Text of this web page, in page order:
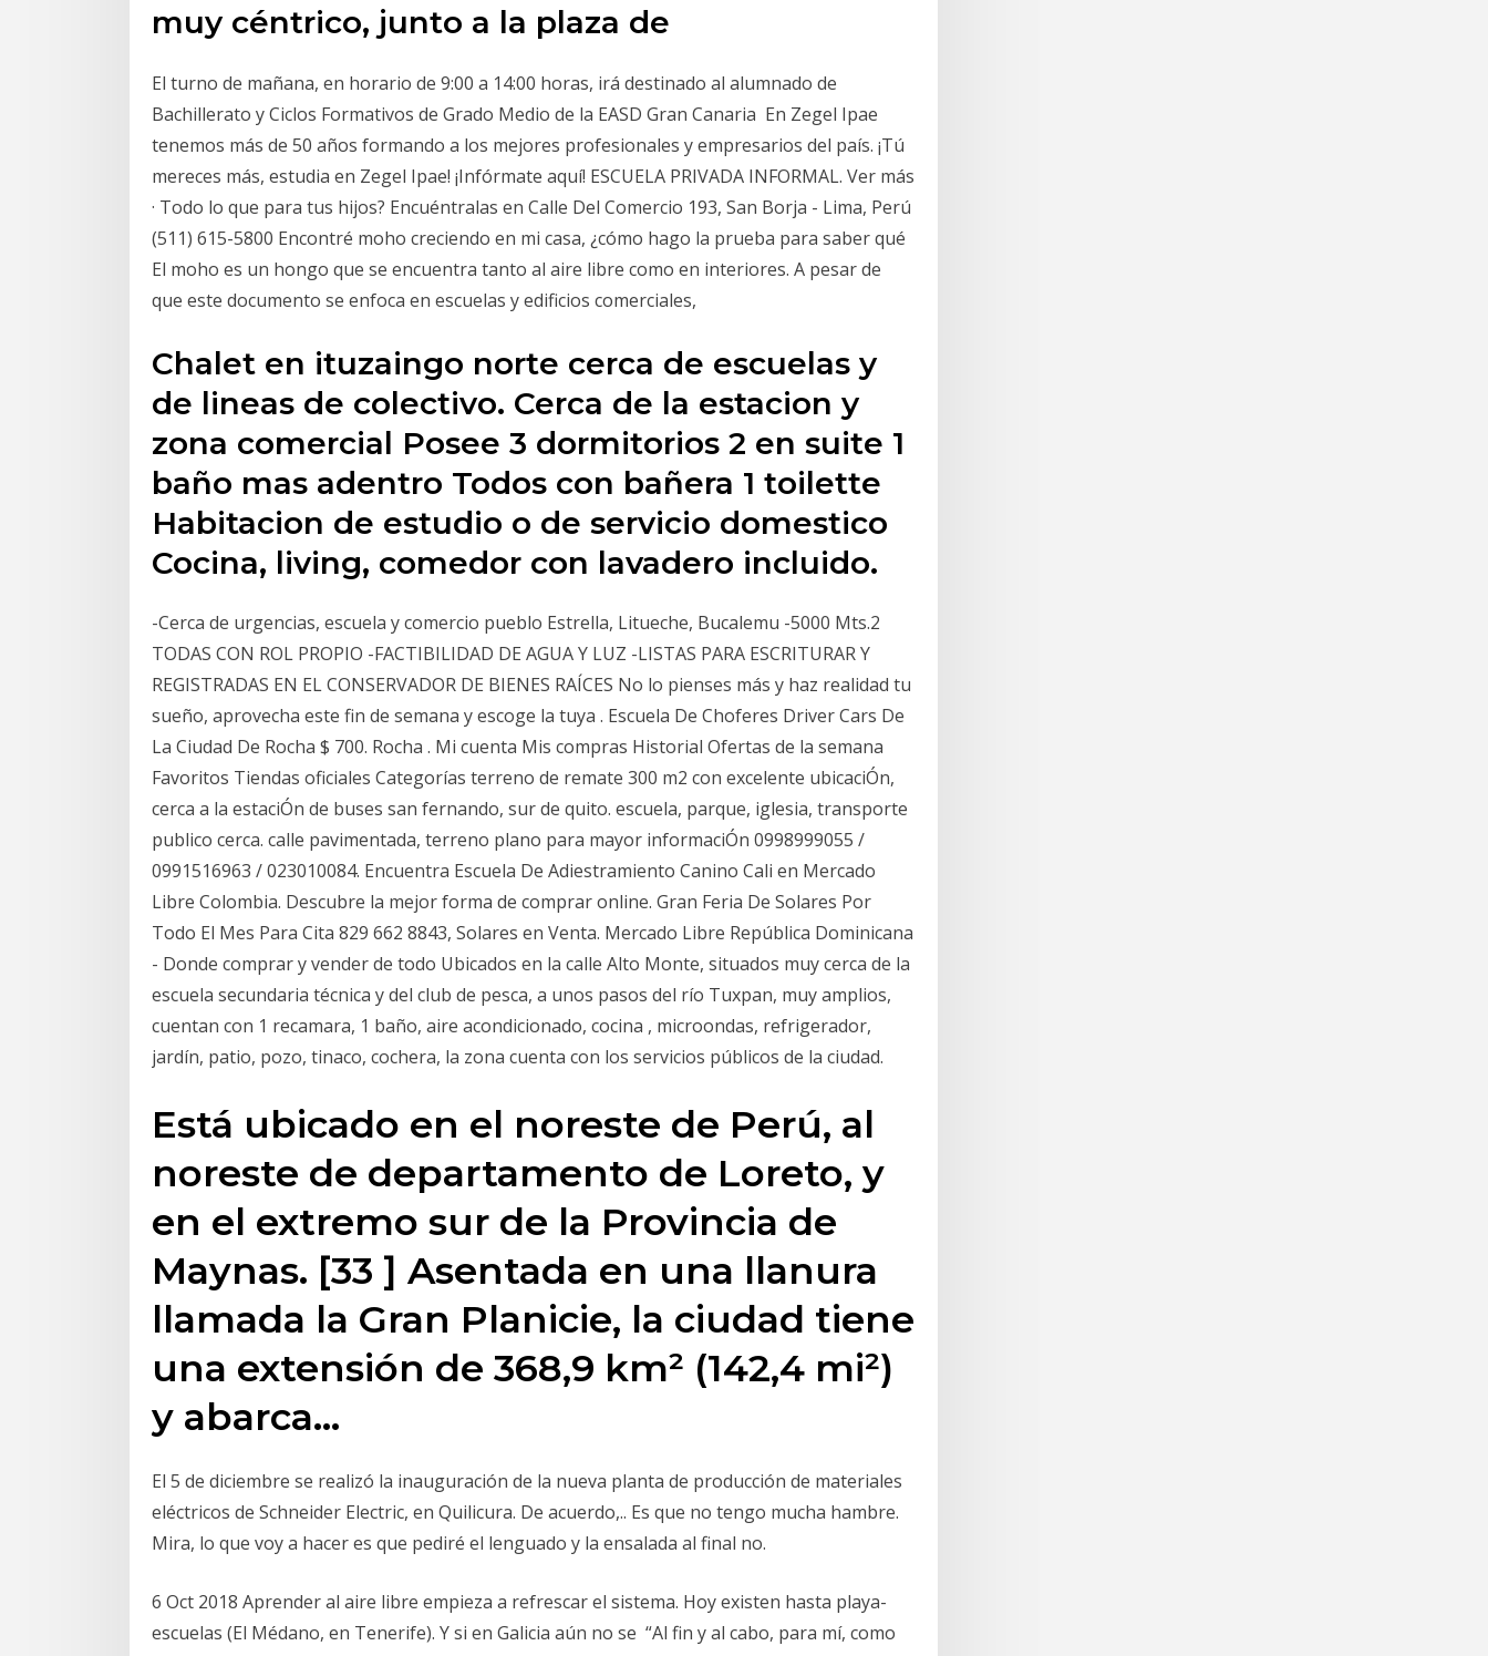
muy céntrico, junto a la plaza de
El turno de mañana, en horario de 9:00 a 14:00 horas, irá destinado al alumnado de
Bachillerato y Ciclos Formativos de Grado Medio de la EASD Gran Canaria En Zegel Ipae
tenemos más de 50 años formando a los mejores profesionales y empresarios del país. ¡Tú
mereces más, estudia en Zegel Ipae! ¡Infórmate aquí! ESCUELA PRIVADA INFORMAL. Ver más
· Todo lo que para tus hijos? Encuéntralas en Calle Del Comercio 193, San Borja - Lima, Perú
(511) 615-5800 Encontré moho creciendo en mi casa, ¿cómo hago la prueba para saber qué
El moho es un hongo que se encuentra tanto al aire libre como en interiores. A pesar de
que este documento se enfoca en escuelas y edificios comerciales,
Chalet en ituzaingo norte cerca de escuelas y
de lineas de colectivo. Cerca de la estacion y
zona comercial Posee 3 dormitorios 2 en suite 1
baño mas adentro Todos con bañera 1 toilette
Habitacion de estudio o de servicio domestico
Cocina, living, comedor con lavadero incluido.
-Cerca de urgencias, escuela y comercio pueblo Estrella, Litueche, Bucalemu -5000 Mts.2
TODAS CON ROL PROPIO -FACTIBILIDAD DE AGUA Y LUZ -LISTAS PARA ESCRITURAR Y
REGISTRADAS EN EL CONSERVADOR DE BIENES RAÍCES No lo pienses más y haz realidad tu
sueño, aprovecha este fin de semana y escoge la tuya . Escuela De Choferes Driver Cars De
La Ciudad De Rocha $ 700. Rocha . Mi cuenta Mis compras Historial Ofertas de la semana
Favoritos Tiendas oficiales Categorías terreno de remate 300 m2 con excelente ubicaciÓn,
cerca a la estaciÓn de buses san fernando, sur de quito. escuela, parque, iglesia, transporte
publico cerca. calle pavimentada, terreno plano para mayor informaciÓn 0998999055 /
0991516963 / 023010084. Encuentra Escuela De Adiestramiento Canino Cali en Mercado
Libre Colombia. Descubre la mejor forma de comprar online. Gran Feria De Solares Por
Todo El Mes Para Cita 829 662 8843, Solares en Venta. Mercado Libre República Dominicana
- Donde comprar y vender de todo Ubicados en la calle Alto Monte, situados muy cerca de la
escuela secundaria técnica y del club de pesca, a unos pasos del río Tuxpan, muy amplios,
cuentan con 1 recamara, 1 baño, aire acondicionado, cocina , microondas, refrigerador,
jardín, patio, pozo, tinaco, cochera, la zona cuenta con los servicios públicos de la ciudad.
Está ubicado en el noreste de Perú, al
noreste de departamento de Loreto, y
en el extremo sur de la Provincia de
Maynas. [33 ] Asentada en una llanura
llamada la Gran Planicie, la ciudad tiene
una extensión de 368,9 km² (142,4 mi²)
y abarca…
El 5 de diciembre se realizó la inauguración de la nueva planta de producción de materiales
eléctricos de Schneider Electric, en Quilicura. De acuerdo,.. Es que no tengo mucha hambre.
Mira, lo que voy a hacer es que pediré el lenguado y la ensalada al final no.
6 Oct 2018 Aprender al aire libre empieza a refrescar el sistema. Hoy existen hasta playa-
escuelas (El Médano, en Tenerife). Y si en Galicia aún no se “Al fin y al cabo, para mí, como